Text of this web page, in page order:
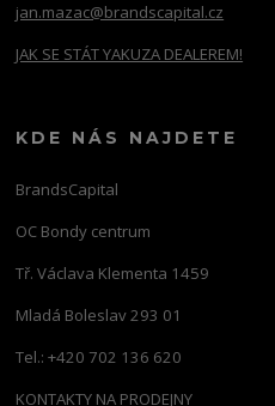
jan.mazac@brandscapital.cz
JAK SE STÁT YAKUZA DEALEREM!
KDE NÁS NAJDETE
BrandsCapital
OC Bondy centrum
Tř. Václava Klementa 1459
Mladá Boleslav 293 01
Tel.: +420 702 136 620
KONTAKTY NA PRODEJNY